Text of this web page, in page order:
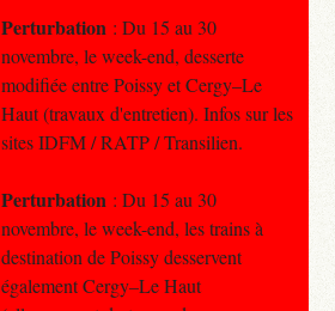
Perturbation : Du 15 au 30
novembre, le week-end, desserte
modifiée entre Poissy et Cergy–Le
Haut (travaux d'entretien). Infos sur les
sites IDFM / RATP / Transilien.
Perturbation : Du 15 au 30
novembre, le week-end, les trains à
destination de Poissy desservent
également Cergy–Le Haut